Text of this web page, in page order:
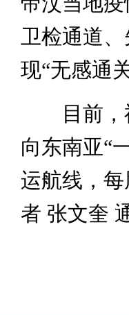
卫检通道
现“无感通
目前，福
向东南亚“
运航线，
者 张文奎